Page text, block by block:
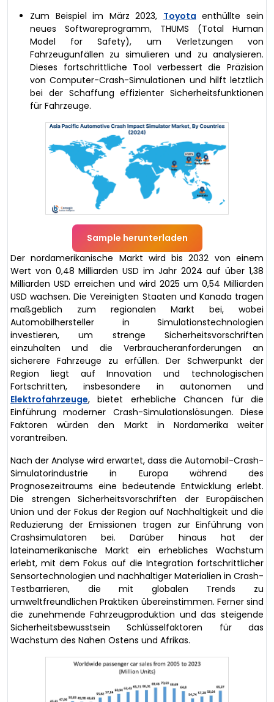
Zum Beispiel im März 2023, Toyota enthüllte sein
neues Softwareprogramm, THUMS (Total Human
Model for Safety), um Verletzungen von
Fahrzeugunfällen zu simulieren und zu analysieren.
Dieses fortschrittliche Tool verbessert die Präzision
von Computer-Crash-Simulationen und hilft letztlich
bei der Schaffung effizienter Sicherheitsfunktionen
für Fahrzeuge.
Sample herunterladen
Der nordamerikanische Markt wird bis 2032 von einem
Wert von 0,48 Milliarden USD im Jahr 2024 auf über 1,38
Milliarden USD erreichen und wird 2025 um 0,54 Milliarden
USD wachsen. Die Vereinigten Staaten und Kanada tragen
maßgeblich zum regionalen Markt bei, wobei
Automobilhersteller in Simulationstechnologien
investieren, um strenge Sicherheitsvorschriften
einzuhalten und die Verbraucheranforderungen an
sicherere Fahrzeuge zu erfüllen. Der Schwerpunkt der
Region liegt auf Innovation und technologischen
Fortschritten, insbesondere in autonomen und
Elektrofahrzeuge, bietet erhebliche Chancen für die
Einführung moderner Crash-Simulationslösungen. Diese
Faktoren würden den Markt in Nordamerika weiter
vorantreiben.
Nach der Analyse wird erwartet, dass die Automobil-Crash-
Simulatorindustrie in Europa während des
Prognosezeitraums eine bedeutende Entwicklung erlebt.
Die strengen Sicherheitsvorschriften der Europäischen
Union und der Fokus der Region auf Nachhaltigkeit und die
Reduzierung der Emissionen tragen zur Einführung von
Crashsimulatoren bei. Darüber hinaus hat der
lateinamerikanische Markt ein erhebliches Wachstum
erlebt, mit dem Fokus auf die Integration fortschrittlicher
Sensortechnologien und nachhaltiger Materialien in Crash-
Testbarrieren, die mit globalen Trends zu
umweltfreundlichen Praktiken übereinstimmen. Ferner sind
die zunehmende Fahrzeugproduktion und das steigende
Sicherheitsbewusstsein Schlüsselfaktoren für das
Wachstum des Nahen Ostens und Afrikas.